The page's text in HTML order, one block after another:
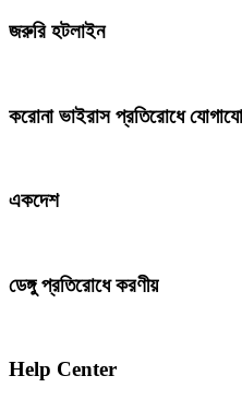
জরুরি হটলাইন
করোনা ভাইরাস প্রতিরোধে
একদেশ
ডেঙ্গু প্রতিরোধে করণীয়
Help Center